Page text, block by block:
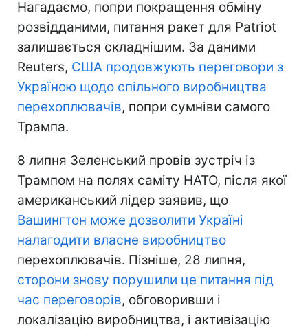
Нагадаємо, попри покращення обміну
розвідданими, питання ракет для Patriot
залишається складнішим. За даними
Reuters, США продовжують переговори з
Україною щодо спільного виробництва
перехоплювачів, попри сумніви самого
Трампа.
8 липня Зеленський провів зустріч із
Трампом на полях саміту НАТО, після якої
американський лідер заявив, що
Вашингтон може дозволити Україні
налагодити власне виробництво
перехоплювачів. Пізніше, 28 липня,
сторони знову порушили це питання під
час переговорів, обговоривши і
локалізацію виробництва, і активізацію